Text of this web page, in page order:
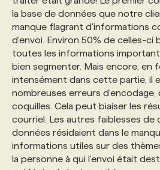
la base de données que notre
manque flagrant d'informations
d'envoi. Environ 50% de celles-ci
toutes les informations
bien segmenter. Mais encore, en
intensément dans cette partie, il
nombreuses erreurs
coquilles. Cela peut biaiser les
courriel. Les autres faiblesses de
données résidaient dans le
informations utiles sur des
la personne à qui l'envoi était